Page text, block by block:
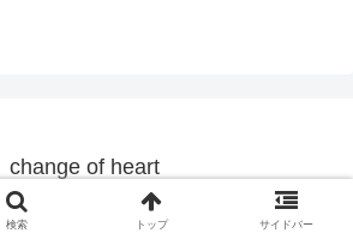
change of heart
© 2019 change of heart.
検索 トップ サイドバー